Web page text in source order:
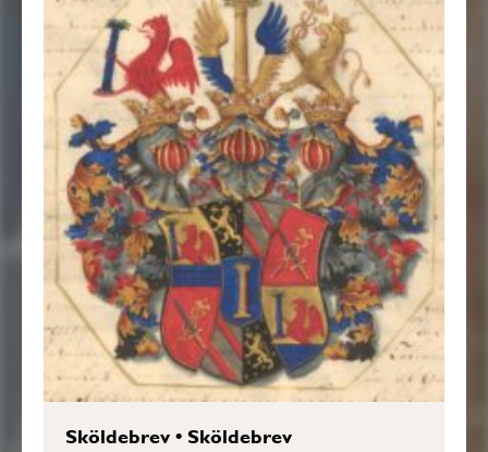
Sköldebrev•Sköldebrev